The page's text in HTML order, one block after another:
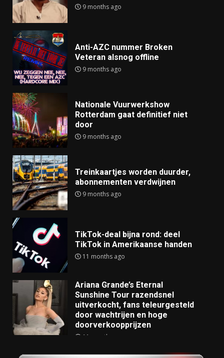
9 months ago
Anti-AZC nummer Broken
Veteran alsnog offline
9 months ago
Nationale Vuurwerkshow
Rotterdam gaat definitief niet
door
9 months ago
Treinkaartjes worden duurder,
abonnementen verdwijnen
9 months ago
TikTok-deal bijna rond: deel
TikTok in Amerikaanse handen
11 months ago
Ariana Grande’s Eternal
Sunshine Tour razendsnel
uitverkocht, fans teleurgesteld
door wachtrijen en hoge
doorverkoopprijzen
11 months ago